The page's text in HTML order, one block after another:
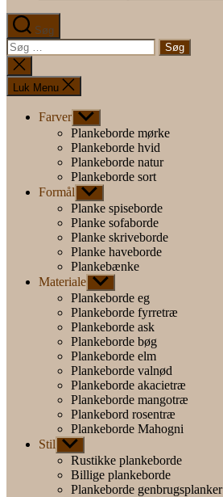
Søg
Søg
efter:
Luk
søgning
Luk Menu
Farver Vis
undermenu
Plankeborde mørke
Plankeborde hvid
Plankeborde natur
Plankeborde sort
Formål Vis
undermenu
Planke spiseborde
Planke sofaborde
Planke skriveborde
Planke haveborde
Plankebænke
Materiale Vis
undermenu
Plankeborde eg
Plankeborde fyrretræ
Plankeborde ask
Plankeborde bøg
Plankeborde elm
Plankeborde valnød
Plankeborde akacietræ
Plankeborde mangotræ
Plankebord rosentræ
Plankeborde Mahogni
Stil Vis
undermenu
Rustikke plankeborde
Billige plankeborde
Plankeborde genbrugsplanker